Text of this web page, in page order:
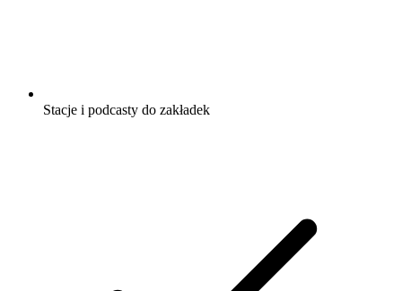
Stacje i podcasty do zakładek